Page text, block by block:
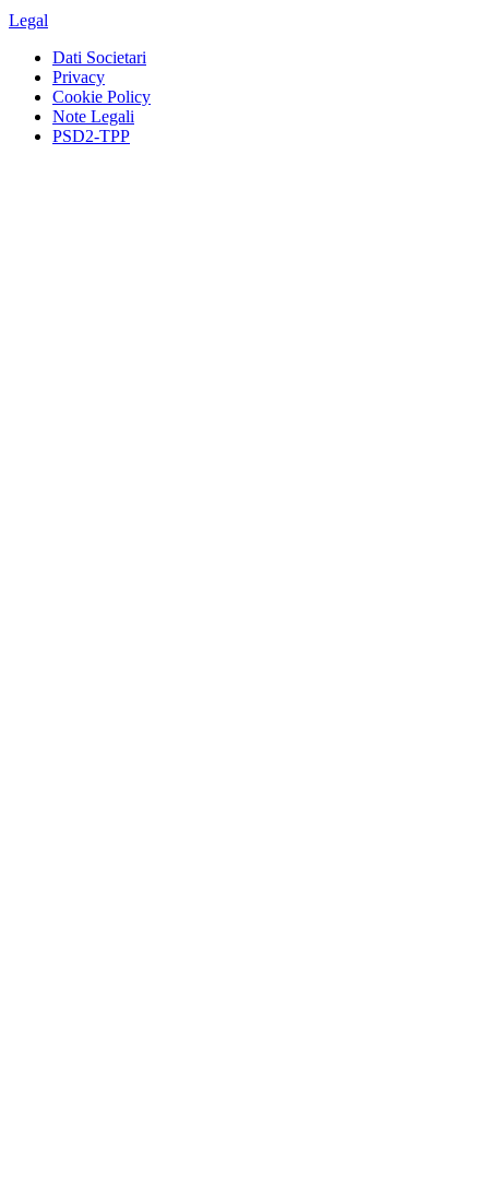
Legal
Dati Societari
Privacy
Cookie Policy
Note Legali
PSD2-TPP